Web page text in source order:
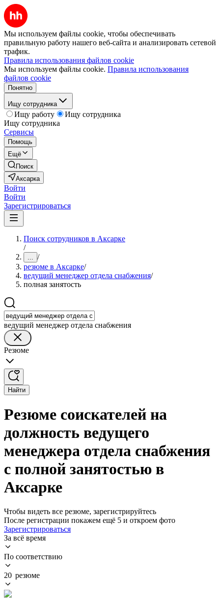
Мы используем файлы cookie, чтобы обеспечивать
правильную работу нашего веб-сайта и анализировать сетевой
трафик.
Правила использования файлов cookie
Мы используем файлы cookie. Правила использования
файлов cookie
Понятно
Ищу сотрудника
Ищу работу
Ищу сотрудника
Ищу сотрудника
Сервисы
Помощь
Ещё
Поиск
Аксарка
Войти
Войти
Зарегистрироваться
Поиск сотрудников в Аксарке
/
... /
резюме в Аксарке/
ведущий менеджер отдела снабжения/
полная занятость
ведущий менеджер отдела снабжения
Резюме
Найти
Резюме соискателей на
должность ведущего
менеджера отдела снабжения
с полной занятостью в
Аксарке
Чтобы видеть все резюме, зарегистрируйтесь
После регистрации покажем ещё 5 и откроем фото
Зарегистрироваться
За всё время
По соответствию
20 резюме